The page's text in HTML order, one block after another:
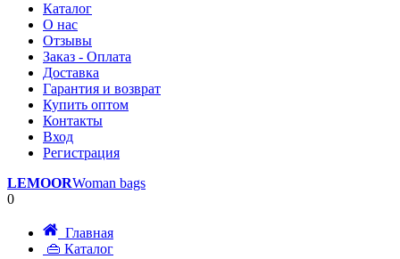
Каталог
О нас
Отзывы
Заказ - Оплата
Доставка
Гарантия и возврат
Купить оптом
Контакты
Вход
Регистрация
LEMOORWoman bags
0
Главная
👜 Каталог